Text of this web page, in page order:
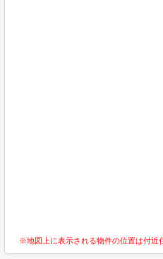
※地図上に表示される物件の位置は付近